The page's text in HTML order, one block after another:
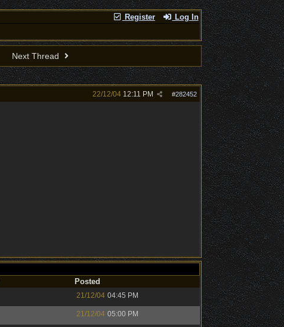
Register Log In
Next Thread
#282452
22/12/04 12:11 PM
Posted
21/12/04 04:45 PM
21/12/04 05:00 PM